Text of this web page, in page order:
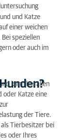
und Katze
einer weichen
speziellen
oder auch im
kann bei allen
oder Katze eine
der Tiere.
als Tierbesitzer bei
oder Ihres